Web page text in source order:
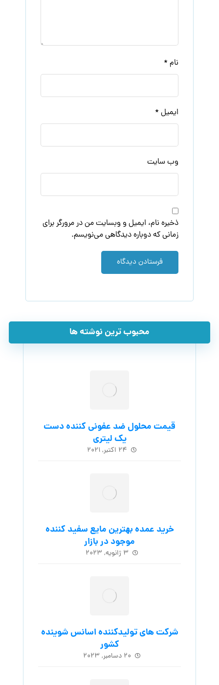
نام *
ایمیل *
وب‌ سایت
ذخیره نام، ایمیل و وبسایت من در مرورگر برای
زمانی که دوباره دیدگاهی می‌نویسم.
فرستادن دیدگاه
محبوب ترین نوشته ها
قیمت محلول ضد عفونی کننده دست
یک لیتری
۲۴ اکتبر, ۲۰۲۱
خرید عمده بهترین مایع سفید کننده
موجود در بازار
۳ ژانویه, ۲۰۲۳
شرکت های تولیدکننده اسانس شوینده
کشور
۲۰ دسامبر, ۲۰۲۳